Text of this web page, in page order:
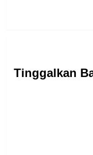
Tinggalkan